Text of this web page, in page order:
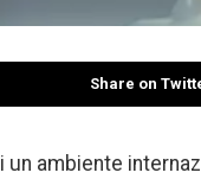
Share on
ambiente